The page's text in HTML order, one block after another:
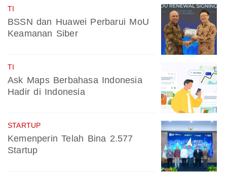
TI
BSSN dan Huawei Perbarui MoU
Keamanan Siber
TI
Ask Maps Berbahasa Indonesia
Hadir di Indonesia
STARTUP
Kemenperin Telah Bina 2.577
Startup